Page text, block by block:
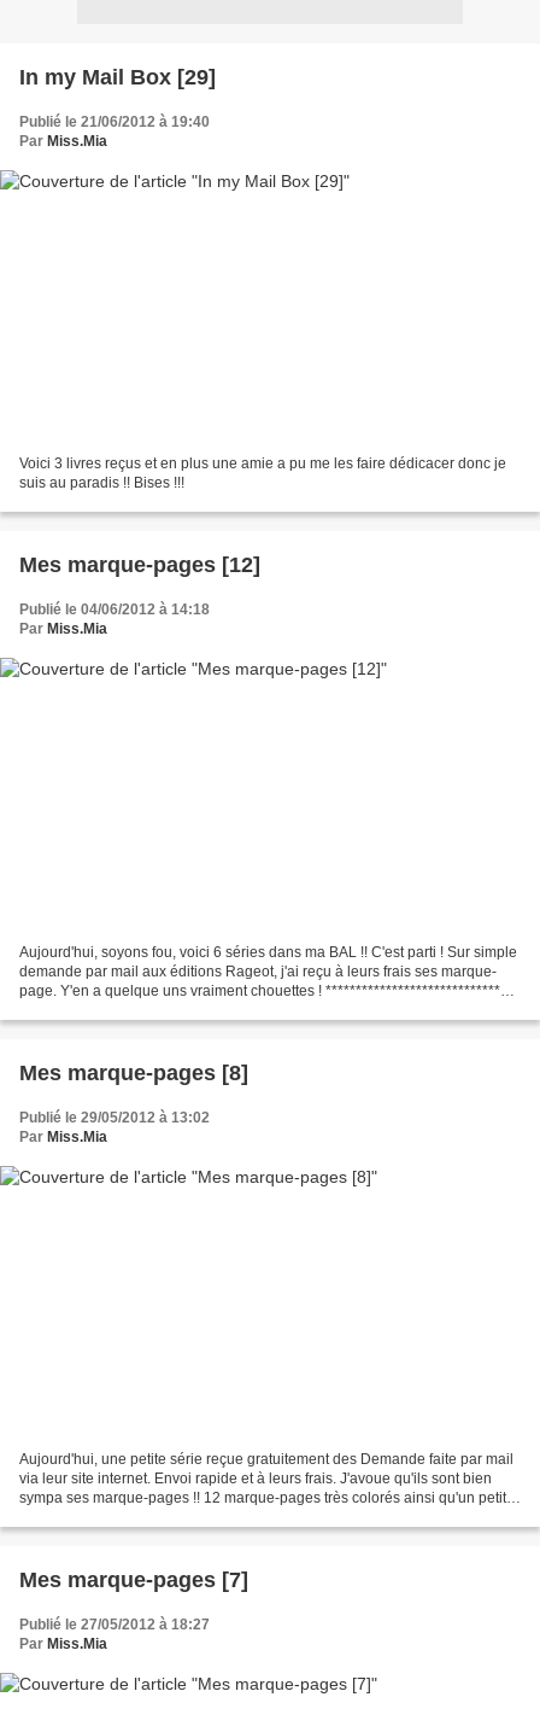
In my Mail Box [29]
Publié le 21/06/2012 à 19:40
Par Miss.Mia
Voici 3 livres reçus et en plus une amie a pu me les faire dédicacer donc je
suis au paradis !! Bises !!!
Mes marque-pages [12]
Publié le 04/06/2012 à 14:18
Par Miss.Mia
Aujourd'hui, soyons fou, voici 6 séries dans ma BAL !! C'est parti ! Sur simple
demande par mail aux éditions Rageot, j'ai reçu à leurs frais ses marque-
page. Y'en a quelque uns vraiment chouettes ! *****************************
Mes marque-pages [8]
Publié le 29/05/2012 à 13:02
Par Miss.Mia
Aujourd'hui, une petite série reçue gratuitement des Demande faite par mail
via leur site internet. Envoi rapide et à leurs frais. J'avoue qu'ils sont bien
sympa ses marque-pages !! 12 marque-pages très colorés ainsi qu'un petit
Mes marque-pages [7]
Publié le 27/05/2012 à 18:27
Par Miss.Mia